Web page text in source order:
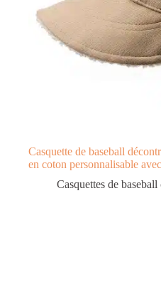
Casquette de baseball
en coton personnalisable
Casquettes de